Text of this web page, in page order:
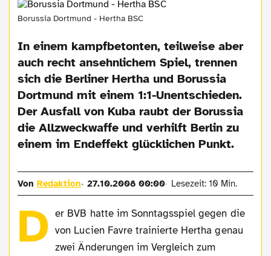
Borussia Dortmund - Hertha BSC
In einem kampfbetonten, teilweise aber
auch recht ansehnlichem Spiel, trennen
sich die Berliner Hertha und Borussia
Dortmund mit einem 1:1-Unentschieden.
Der Ausfall von Kuba raubt der Borussia
die Allzweckwaffe und verhilft Berlin zu
einem im Endeffekt glücklichen Punkt.
VonRedaktion 27.10.2008 00:00 Lesezeit: 10 Min.
D er BVB hatte im Sonntagsspiel gegen die
von Lucien Favre trainierte Hertha genau
zwei Änderungen im Vergleich zum